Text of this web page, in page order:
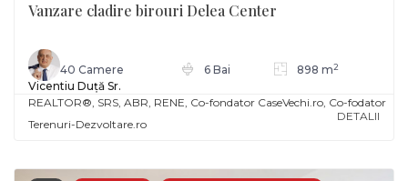
Vanzare cladire birouri Delea Center
40 Camere 6 Bai 898 m2
Vicentiu Duță Sr.
REALTOR®️, SRS, ABR, RENE, Co-fondator CaseVechi.ro, Co-fodator
Terenuri-Dezvoltare.ro
DETALII